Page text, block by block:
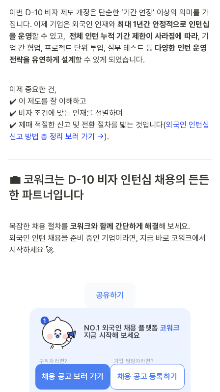
이번 D-10 비자 제도 개정은 단순한 ‘기간 연장’ 이상의 의미를 가
집니다. 이제 기업은 외국인 인재와 최대 1년간 안정적으로 인턴십
을 운영할 수 있고, 전체 인턴 누적 기간 제한이 사라짐에 따라 , 기
업 간 협업, 프로젝트 단위 투입, 실무 테스트 등 다양한 인턴 운영
전략을 유연하게 설계 할 수 있게 되었습니다.
이제 중요한 건,
✔️ 이 제도를 잘 이해하고
✔️ 비자 조건에 맞는 인재를 선별하며
✔️ 제때 적절한 신고 및 전환 절차를 밟는 것입니다(외국인 인턴십
신고 방법 총 정리 보러 가기 →).
💼 코워크는 D-10 비자 인턴십 채용의 든든
한 파트너입니다
복잡한 채용 절차를 코워크와 함께 간단하게 해결해 보세요.
외국인 인턴 채용을 준비 중인 기업이라면, 지금 바로 코워크에서
시작하세요 🚀
공유하기
NO.1 외국인 채용 플랫폼코워크
지금 시작해 보세요
구직자라면?
채용 공고 보러 가기
기업 담당자라면?
채용 공고 등록하기